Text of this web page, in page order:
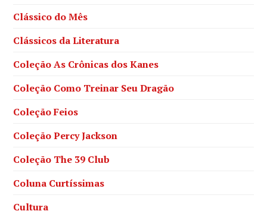
Clássico do Mês
Clássicos da Literatura
Coleção As Crônicas dos Kanes
Coleção Como Treinar Seu Dragão
Coleção Feios
Coleção Percy Jackson
Coleção The 39 Club
Coluna Curtíssimas
Cultura